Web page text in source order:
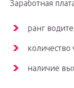
Заработная
ранг
количество
наличие